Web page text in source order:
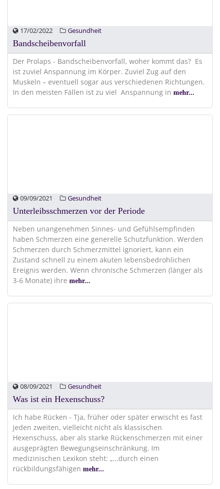
17/02/2022 Gesundheit
Bandscheibenvorfall
Der Prolaps - Bandscheibenvorfall, woher kommt das? Es
ist zuviel Anspannung im Körper. Zuviel Zug auf den
Muskeln – eventuell sogar aus verschiedenen Richtungen.
In den meisten Fällen ist zu viel Anspannung in mehr...
09/09/2021 Gesundheit
Unterleibsschmerzen vor der Periode
Neben unangenehmen Sinnes- und Gefühlsempfinden
haben Schmerzen eine generelle Schutzfunktion. Werden
Schmerzen durch Schmerzmittel ignoriert, kann ein
Zustand schnell zu einem akuten lebensbedrohlichen
Ereignis werden. Wenn chronische Schmerzen (länger als
3-6 Monate) ihre mehr...
08/09/2021 Gesundheit
Was ist ein Hexenschuss?
Ich habe Rücken - Tja, früher oder später erwischt es fast
jeden zweiten, vielleicht nicht als klassischen
Hexenschuss, aber als starke Rückenschmerzen mit einer
ausgeprägten Bewegungseinschränkung. Im
medizinischen Lexikon steht: „…durch einen
rückbildungsfähigen mehr...